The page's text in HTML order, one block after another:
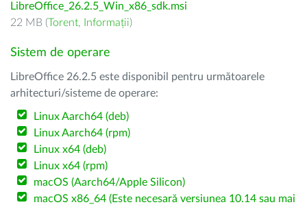
LibreOffice_26.2.5_Win_x86_sdk.msi
22 MB (Torent, Informații)
Sistem de operare
LibreOffice 26.2.5 este disponibil pentru următoarele
arhitecturi/sisteme de operare:
Linux Aarch64 (deb)
Linux Aarch64 (rpm)
Linux x64 (deb)
Linux x64 (rpm)
macOS (Aarch64/Apple Silicon)
macOS x86_64 (Este necesară versiunea 10.14 sau mai